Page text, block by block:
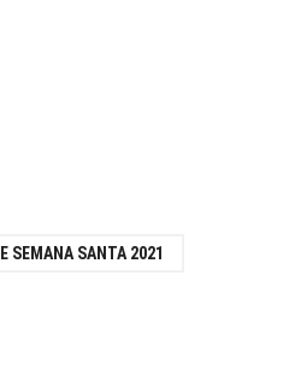
SEMANA SANTA 2021